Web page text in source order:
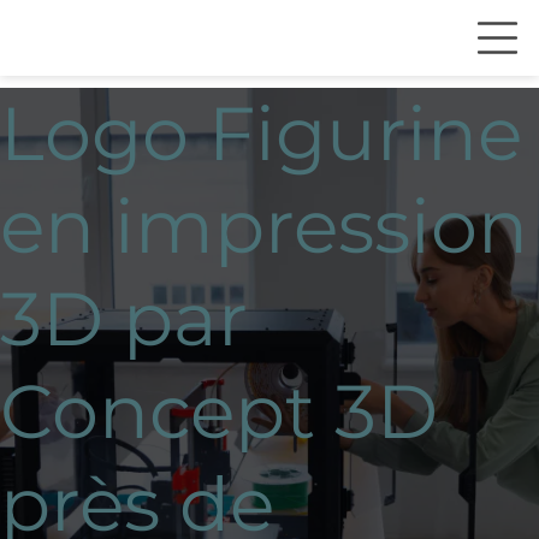
Logo Figurine
en impression
3D par
Concept 3D
près de